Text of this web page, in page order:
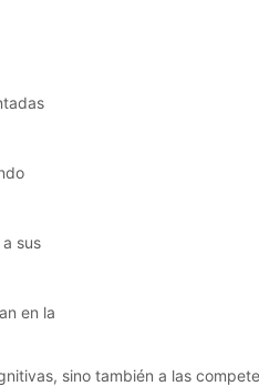
sus
en la
sino también a las